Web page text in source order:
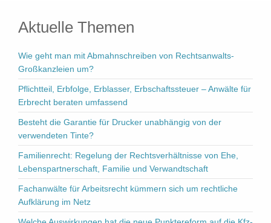
Aktuelle Themen
Wie geht man mit Abmahnschreiben von Rechtsanwalts-
Großkanzleien um?
Pflichtteil, Erbfolge, Erblasser, Erbschaftssteuer – Anwälte für
Erbrecht beraten umfassend
Besteht die Garantie für Drucker unabhängig von der
verwendeten Tinte?
Familienrecht: Regelung der Rechtsverhältnisse von Ehe,
Lebenspartnerschaft, Familie und Verwandtschaft
Fachanwälte für Arbeitsrecht kümmern sich um rechtliche
Aufklärung im Netz